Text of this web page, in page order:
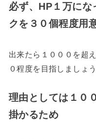
必ず、HP１万にな
クを３０個程度用
出来たら１０００を超
０程度を目指しましょう
理由としては１０
掛かるため